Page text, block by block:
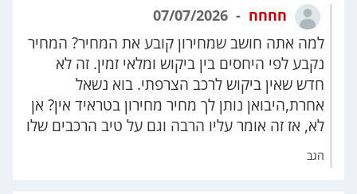
חחחח
למה אתה חושב שמחירון קובע את המחיר? המחיר
נקבע לפי היחסים בין ביקוש ומלאי זמין. זה לא
חדש שאין ביקוש לרכב הצרפתי. בוא נשאל
אחרת,היבואן נותן לך מחיר מחירון בטראיד אין? אן
לא, אז זה אומר עליו הרבה וגם על טיב הרכבים שלו
הגב